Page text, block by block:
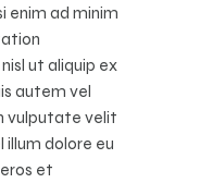
enim ad minim
ut aliquip ex
autem vel
vulputate velit
dolore eu
et